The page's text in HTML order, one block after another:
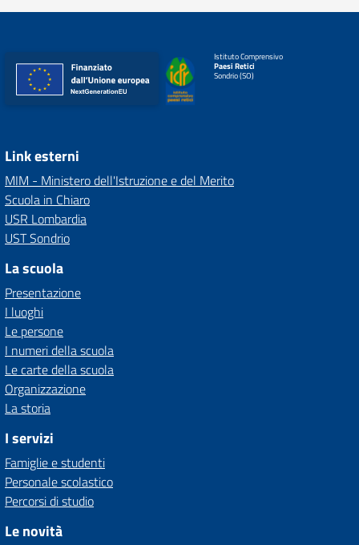
Istituto Comprensivo
Paesi Retici
Sondrio (SO)
Link esterni
MIM - Ministero dell'Istruzione e del Merito
Scuola in Chiaro
USR Lombardia
UST Sondrio
La scuola
Presentazione
I luoghi
Le persone
I numeri della scuola
Le carte della scuola
Organizzazione
La storia
I servizi
Famiglie e studenti
Personale scolastico
Percorsi di studio
Le novità